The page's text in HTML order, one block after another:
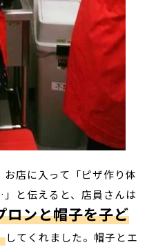
店に入って「ピザ作り体
と伝えると、店員さんは
ロンと帽子を子ど
してくれました。帽子とエ